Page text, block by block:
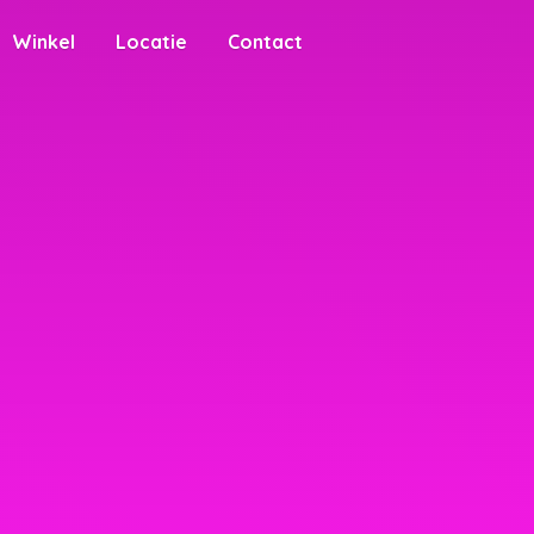
Winkel Locatie Contact